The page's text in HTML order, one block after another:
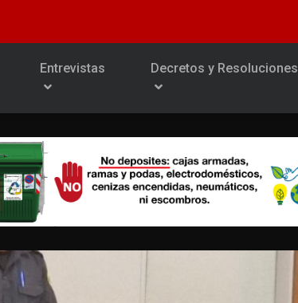
Entrevistas Decretos y Resoluciones